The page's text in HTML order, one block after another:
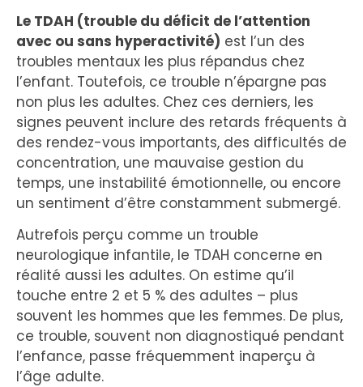
Le TDAH (trouble du déficit de l’attention
avec ou sans hyperactivité) est l’un des
troubles mentaux les plus répandus chez
l’enfant. Toutefois, ce trouble n’épargne pas
non plus les adultes. Chez ces derniers, les
signes peuvent inclure des retards fréquents à
des rendez-vous importants, des difficultés de
concentration, une mauvaise gestion du
temps, une instabilité émotionnelle, ou encore
un sentiment d’être constamment submergé.
Autrefois perçu comme un trouble
neurologique infantile, le TDAH concerne en
réalité aussi les adultes. On estime qu’il
touche entre 2 et 5 % des adultes – plus
souvent les hommes que les femmes. De plus,
ce trouble, souvent non diagnostiqué pendant
l’enfance, passe fréquemment inaperçu à
l’âge adulte.